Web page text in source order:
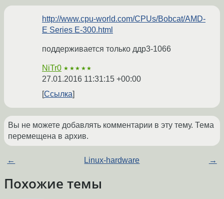
http://www.cpu-world.com/CPUs/Bobcat/AMD-
E Series E-300.html
поддерживается только ддр3-1066
NiTr0 ★★★★★
27.01.2016 11:31:15 +00:00
Ссылка
Вы не можете добавлять комментарии в эту тему. Тема
перемещена в архив.
← Linux-hardware →
Похожие темы